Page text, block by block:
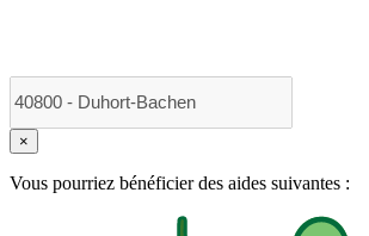
×
Vous pourriez bénéficier des aides suivantes :